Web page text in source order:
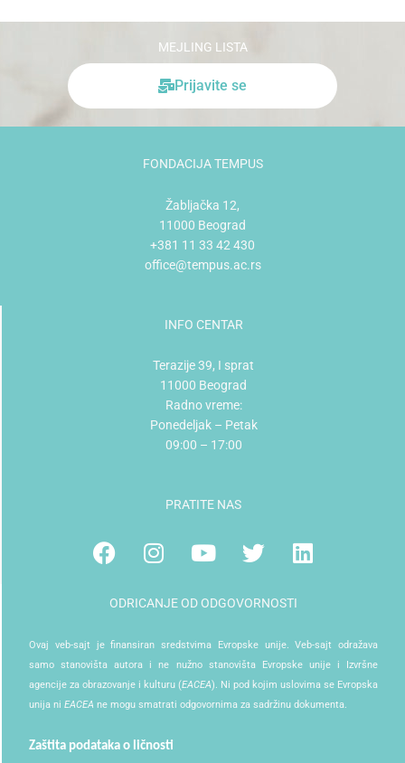
MEJLING LISTA
Prijavite se
FONDACIJA TEMPUS
Žabljačka 12,
11000 Beograd
+381 11 33 42 430
office@tempus.ac.rs
INFO CENTAR
Terazije 39, I sprat
11000 Beograd
Radno vreme:
Ponedeljak – Petak
09:00 – 17:00
PRATITE NAS
FacebookInstagram
YoutubeTwitterLinkedin
ODRICANJE OD ODGOVORNOSTI
Ovaj veb-sajt je finansiran sredstvima Evropske unije. Veb-sajt odražava
samo stanovišta autora i ne nužno stanovišta Evropske unije i Izvršne
agencije za obrazovanje i kulturu (EACEA). Ni pod kojim uslovima se Evropska
unija ni EACEA ne mogu smatrati odgovornima za sadržinu dokumenta.
Zaštita podataka o ličnosti